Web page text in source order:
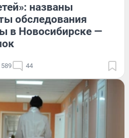
названы
обследования
в Новосибирске —
589 44